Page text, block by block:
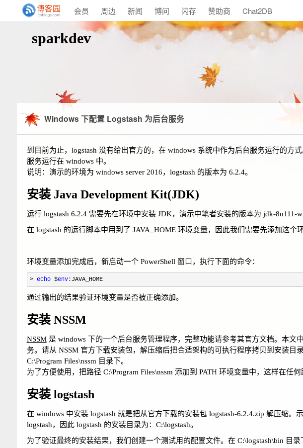
会员 周边 新闻 博问 闪存 赞助商 Chat2DB
sparkdev
Windows 下配置 Logstash 为后台服务
到目前为止，logstash 没有给出官方的，在 windows 系统中作为后台服务运行的方
服务运行在 windows 中。
说明：演示的环境为 windows server 2016，logstash 的版本为 6.2.4。
安装 Java Development Kit(JDK)
运行 logstash 6.2.4 需要先在环境中安装 JDK，演示中笔者安装的版本为 jdk-8u111-
在 logstash 的运行脚本中用到了 JAVA_HOME 环境变量，因此我们需要先添加这个
环境变量添加完成后，新启动一个 PowerShell 窗口，执行下面的命令：
> echo $env:JAVA_HOME
通过输出的结果验证环境变量是否被正确添加。
安装 NSSM
NSSM是 windows 下的一个后台服务管理程序，完整功能请参考其官方文档。本文
务。请从 NSSM 官方下载安装包，解压缩后把合适架构的可执行程序拷贝到安装目
C:\Program Files\nssm 目录下。
为了方便使用，把路径 C:\Program Files\nssm 添加到 PATH 环境变量中，这样在任
安装 logstash
在 windows 中安装 logstash 就是把从官方下载的安装包 logstash-6.2.4.zip 解压缩
logstash，因此 logstash 的安装目录为：C:\logstash。
为了验证最终的安装结果，我们创建一个测试用的配置文件。在 C:\logstash\bin 目录